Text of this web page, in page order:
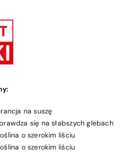
na suszę
się na słabszych glebach
o szerokim liściu
o szerokim liściu